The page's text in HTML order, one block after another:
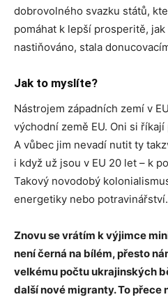
dobrovolného svazku států,
pomáhat k lepší prosperitě,
nastiňováno, stala
Jak to myslíte?
Nástrojem západních zemí v
východní země EU. Oni si
A vůbec jim nevadí nutit ty
i když už jsou v EU 20 let – k
Takový novodobý
energetiky nebo potravinářství.
Znovu se vrátím k výjimce
není černá na bílém, přesto
velkému počtu ukrajinských
další nové migranty. To přece